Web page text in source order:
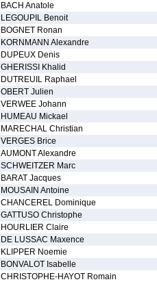
BACH Anatole
LEGOUPIL Benoit
BOGNET Ronan
KORNMANN Alexandre
DUPEUX Denis
GHERISSI Khalid
DUTREUIL Raphael
OBERT Julien
VERWEE Johann
HUMEAU Mickael
MARECHAL Christian
VERGES Brice
AUMONT Alexandre
SCHWEITZER Marc
BARAT Jacques
MOUSAIN Antoine
CHANCEREL Dominique
GATTUSO Christophe
HOURLIER Claire
DE LUSSAC Maxence
KLIPPER Noemie
BONVALOT Isabelle
CHRISTOPHE-HAYOT Romain